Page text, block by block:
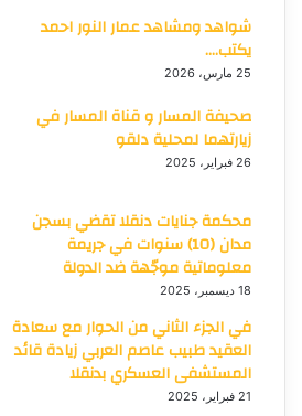
شواهد ومشاهد عمار النور احمد
يكتب….
25 مارس، 2026
صحيفة المسار و قناة المسار في
زيارتهما لمحلية دلقو
26 فبراير، 2025
محكمة جنايات دنقلا تقضي بسجن
مدان (10) سنوات في جريمة
معلوماتية موجّهة ضد الدولة
18 ديسمبر، 2025
في الجزء الثاني من الحوار مع سعادة
العقيد طبيب عاصم العربي زيادة قائد
المستشفى العسكري بدنقلا
21 فبراير، 2025